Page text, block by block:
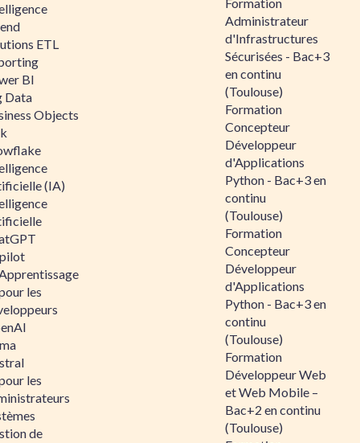
ETL
BI
Data
Objects
(IA)
les
les
de
Administrateur
d'Infrastructures
Sécurisées - Bac+3
en continu
(Toulouse)
Formation
Concepteur
Développeur
d'Applications
Python - Bac+3 en
continu
(Toulouse)
Formation
Concepteur
Développeur
d'Applications
Python - Bac+3 en
continu
(Toulouse)
Formation
Développeur Web
et Web Mobile –
Bac+2 en continu
(Toulouse)